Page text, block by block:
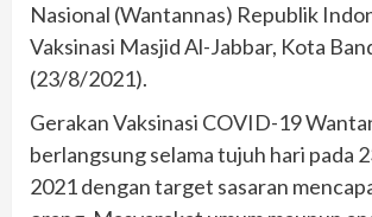
Nasional (Wantannas) Republik
Vaksinasi Masjid Al-Jabbar, Kota
(23/8/2021).
Gerakan Vaksinasi COVID-19
berlangsung selama tujuh hari pada
2021 dengan target sasaran